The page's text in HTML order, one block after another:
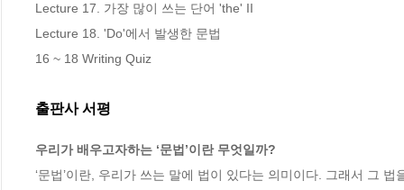
Lecture 17. 가장 많이 쓰는 단어 'the' II
Lecture 18. 'Do'에서 발생한 문법
16 ~ 18 Writing Quiz
출판사 서평
우리가 배우고자하는 ‘문법’이란 무엇일까?
‘문법’이란, 우리가 쓰는 말에 법이 있다는 의미이다. 그래서 그